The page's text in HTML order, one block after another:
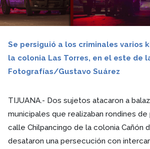
Se persiguió a los criminales varios
la colonia Las Torres, en el este de
Fotografías/Gustavo Suárez
TIJUANA.- Dos sujetos atacaron a
municipales que realizaban rondines
calle Chilpancingo de la colonia Cañón
desataron una persecución con